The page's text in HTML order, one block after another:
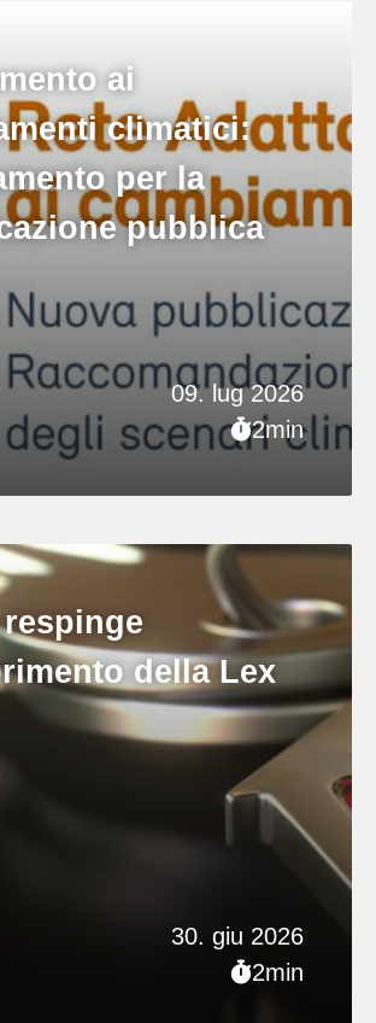
09. lug 2026
2min
ai
climatici:
per la
pubblica
30. giu 2026
2min
respinge
della Lex